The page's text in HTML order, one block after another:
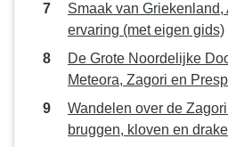
Smaak van Griekenland,
ervaring (met eigen gids)
De Grote Noordelijke
Meteora, Zagori en
Wandelen over de
bruggen, kloven en